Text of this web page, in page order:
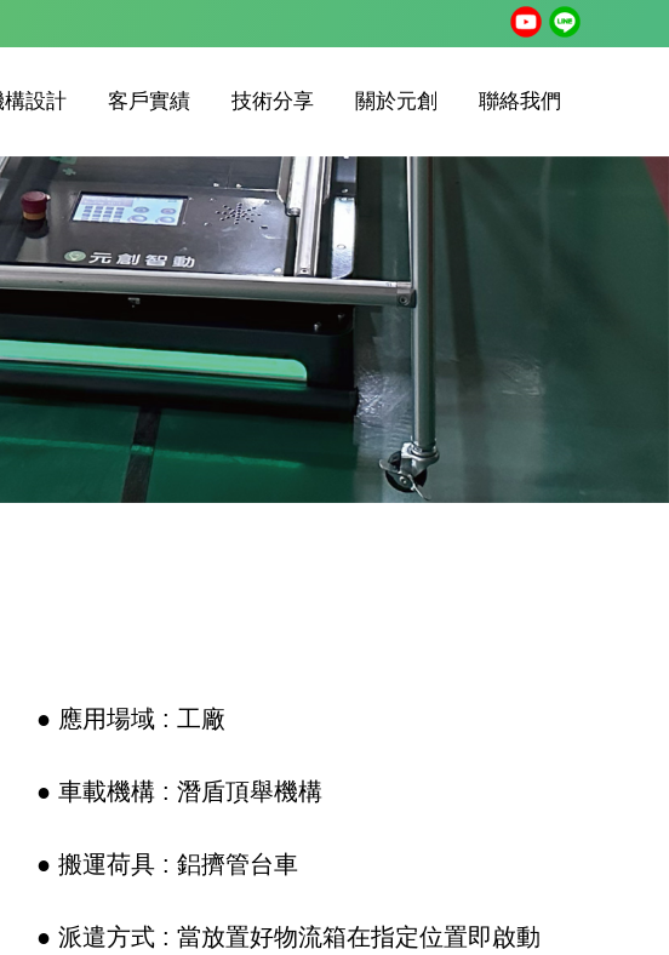
構設計 客戶實績 技術分享 關於元創 聯絡我們
● 應用場域 : 工廠
● 車載機構 : 潛盾頂舉機構
● 搬運荷具 : 鋁擠管台車
● 派遣方式 : 當放置好物流箱在指定位置即啟動